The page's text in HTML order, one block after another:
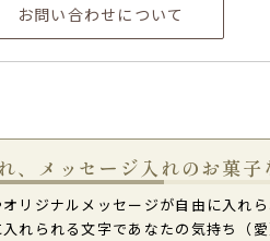
お問い合わせについて
、メッセージ入れのお菓
リジナルメッセージが自由に入れ
入れられる文字であなたの気持ち（